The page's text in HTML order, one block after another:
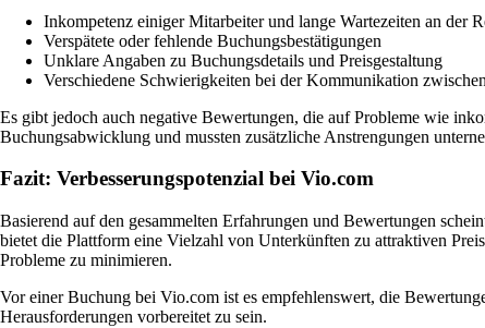
Inkompetenz einiger Mitarbeiter und lange Wartezeiten an der
Verspätete oder fehlende Buchungsbestätigungen
Unklare Angaben zu Buchungsdetails und Preisgestaltung
Verschiedene Schwierigkeiten bei der Kommunikation
Es gibt jedoch auch negative Bewertungen, die auf Probleme wie
Buchungsabwicklung und mussten zusätzliche Anstrengungen
Fazit: Verbesserungspotenzial bei Vio.com
Basierend auf den gesammelten Erfahrungen und Bewertungen
bietet die Plattform eine Vielzahl von Unterkünften zu attraktiven
Probleme zu minimieren.
Vor einer Buchung bei Vio.com ist es empfehlenswert, die
Herausforderungen vorbereitet zu sein.